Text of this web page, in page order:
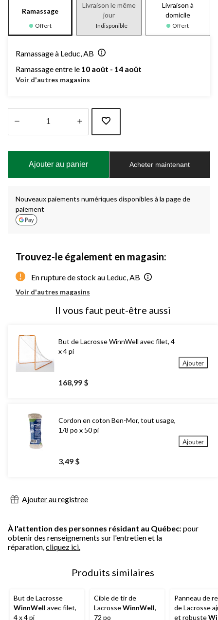
Ramassage
Offert
Livraison le même
jour
Indisponible
Livraison à
domicile
Offert
Ramassage à Leduc, AB
Ramassage entre le 10 août - 14 août
Voir d'autres magasins
à
Ajouter au panier Acheter maintenant
Nouveaux paiements numériques disponibles à la page de
paiement
Trouvez-le également en magasin:
En rupture de stock au Leduc, AB
Voir d'autres magasins
Il vous faut peut-être aussi
But de Lacrosse WinnWell avec filet, 4
x 4 pi
168,99 $
Ajouter
Cordon en coton Ben-Mor, tout usage,
1/8 po x 50 pi
3,49 $
Ajouter
Ajouter au registree
À l'attention des personnes résidant au Québec: pour
obtenir des renseignements sur l'entretien et la
réparation,cliquez ici.
Produits similaires
But de Lacrosse
WinnWell avec filet,
4 x 4 pi
Cible de tir de
LacrosseWinnWell,
72 po
Panneau de
de Lacrosse
et robuste